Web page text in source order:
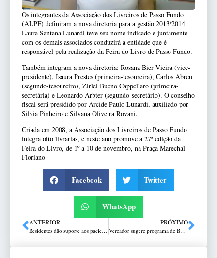
Os integrantes da Associação dos Livreiros de Passo Fundo
(ALPF) definiram a nova diretoria para a gestão 2013/2014.
Laura Santana Lunardi teve seu nome indicado e juntamente
com os demais associados conduzirá a entidade que é
responsável pela realização da Feira do Livro de Passo Fundo.
Também integram a nova diretoria: Rosana Bier Vieira (vice-
presidente), Isaura Prestes (primeira-tesoureira), Carlos Abreu
(segundo-tesoureiro), Zirlei Bueno Cappellaro (primeira-
secretária) e Leonardo Arbter (segundo-secretário). O conselho
fiscal será presidido por Arcide Paulo Lunardi, auxiliado por
Silvia Pinheiro e Silvana Oliveira Rovani.
Criada em 2008, a Associação dos Livreiros de Passo Fundo
integra oito livrarias, e neste ano promove a 27ª edição da
Feira do Livro, de 1º a 10 de novembro, na Praça Marechal
Floriano.
Facebook Twitter
WhatsApp
ANTERIOR
Residentes dão suporte aos pacientes com câncer no HSVP
PRÓXIMO
Vereador sugere programa de Bolsa de Policiamento Comunitário